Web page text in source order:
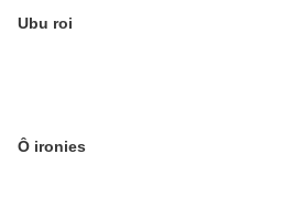
Ubu roi
Ô ironies